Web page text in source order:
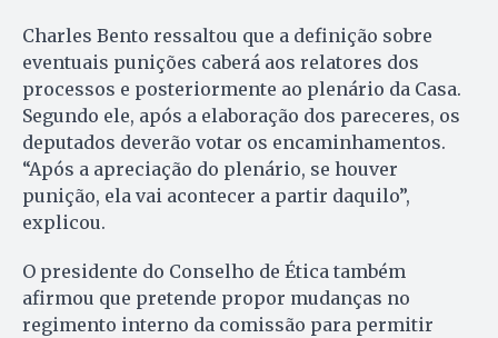
Charles Bento ressaltou que a definição sobre
eventuais punições caberá aos relatores dos
processos e posteriormente ao plenário da Casa.
Segundo ele, após a elaboração dos pareceres, os
deputados deverão votar os encaminhamentos.
“Após a apreciação do plenário, se houver
punição, ela vai acontecer a partir daquilo”,
explicou.
O presidente do Conselho de Ética também
afirmou que pretende propor mudanças no
regimento interno da comissão para permitir